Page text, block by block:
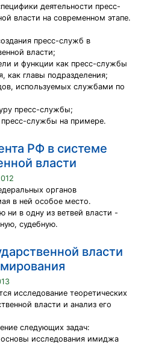
деятельности пресс-
власти на современном этапе.
пресс-служб в
власти;
и функции как пресс-службы
как главы подразделения;
используемых службами по
пресс-службы;
пресс-службы на примере.
РФ в системе
власти
органов
в ней особое место.
ни в одну из ветвей власти -
судебную.
власти
исследование теоретических
власти и анализ его
следующих задач:
основы исследования имиджа